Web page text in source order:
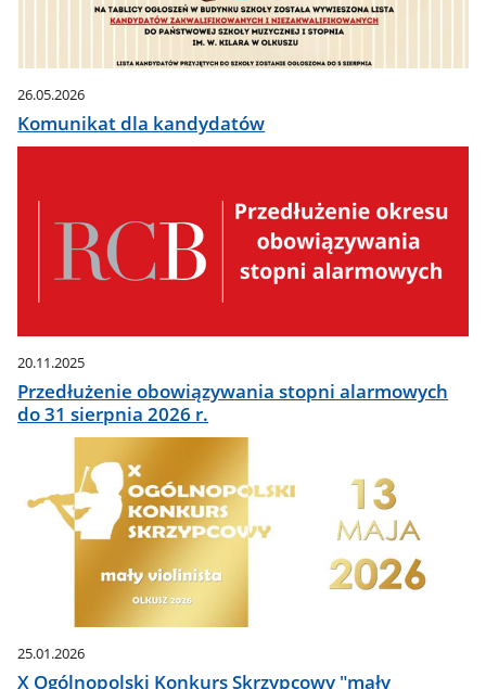
26.05.2026
Komunikat dla kandydatów
20.11.2025
Przedłużenie obowiązywania stopni alarmowych
do 31 sierpnia 2026 r.
25.01.2026
X Ogólnopolski Konkurs Skrzypcowy "mały